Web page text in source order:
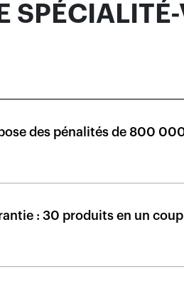
des pénalités de 800
: 30 produits en un